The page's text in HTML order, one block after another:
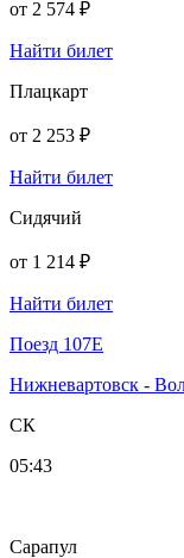
от 2 574 ₽
Найти билет
Плацкарт
от 2 253 ₽
Найти билет
Сидячий
от 1 214 ₽
Найти билет
Поезд 107Е
Нижневартовск -
СК
05:43
Сарапул